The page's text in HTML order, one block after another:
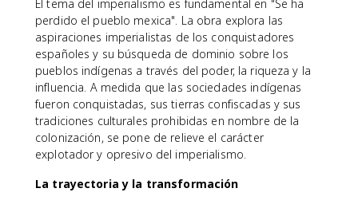
El tema del imperialismo es fundamental en "Se ha
perdido el pueblo mexica". La obra explora las
aspiraciones imperialistas de los conquistadores
españoles y su búsqueda de dominio sobre los
pueblos indígenas a través del poder, la riqueza y la
influencia. A medida que las sociedades indígenas
fueron conquistadas, sus tierras confiscadas y sus
tradiciones culturales prohibidas en nombre de la
colonización, se pone de relieve el carácter
explotador y opresivo del imperialismo.
La trayectoria y la transformación